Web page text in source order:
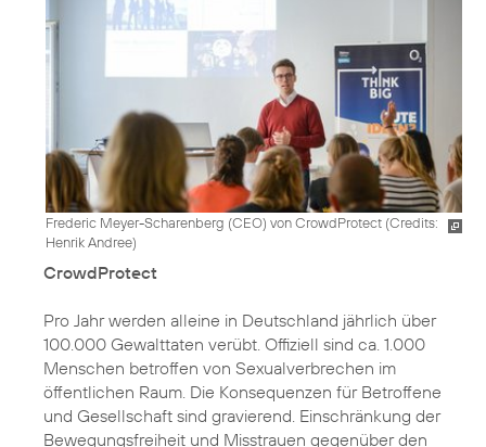
Frederic Meyer-Scharenberg (CEO) von CrowdProtect (Credits:
Henrik Andree)
CrowdProtect
Pro Jahr werden alleine in Deutschland jährlich über
100.000 Gewalttaten verübt. Offiziell sind ca. 1.000
Menschen betroffen von Sexualverbrechen im
öffentlichen Raum. Die Konsequenzen für Betroffene
und Gesellschaft sind gravierend. Einschränkung der
Bewegungsfreiheit und Misstrauen gegenüber den